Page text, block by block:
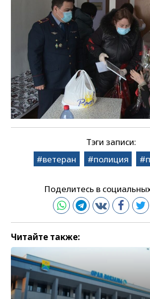
Тэги записи:
ветеран
полиция
Поделитесь в
Читайте также: